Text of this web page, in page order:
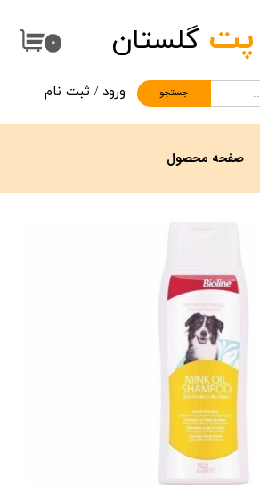
۰
جستجو
پت گلستان
ورود / ثبت نام
صفحه محصول